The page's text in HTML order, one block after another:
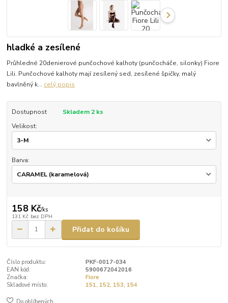
hladké a zesílené
Průhledné 20denierové punčochové kalhoty (punčocháče, silonky) Fiore
Lili. Punčochové kalhoty mají zesílený sed, zesílené špičky, malý
bavlněný k... celý popis
Dostupnost
Skladem 2 ks
Velikost:
Barva:
158 Kč/ks
131 Kč bez DPH
Přidat do košíku
Číslo produktu:
PKF-0017-034
EAN kód:
5900672042016
Značka:
Fiore
Skladové místo:
151, 152, 153, 154